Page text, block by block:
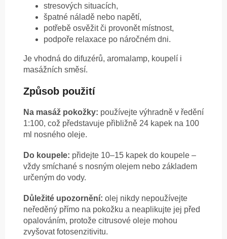
stresových situacích,
špatné náladě nebo napětí,
potřebě osvěžit či provonět místnost,
podpoře relaxace po náročném dni.
Je vhodná do difuzérů, aromalamp, koupelí i
masážních směsí.
Způsob použití
Na masáž pokožky: používejte výhradně v ředění
1:100, což představuje přibližně 24 kapek na 100
ml nosného oleje.
Do koupele: přidejte 10–15 kapek do koupele –
vždy smíchané s nosným olejem nebo základem
určeným do vody.
Důležité upozornění: olej nikdy nepoužívejte
neředěný přímo na pokožku a neaplikujte jej před
opalováním, protože citrusové oleje mohou
zvyšovat fotosenzitivitu.